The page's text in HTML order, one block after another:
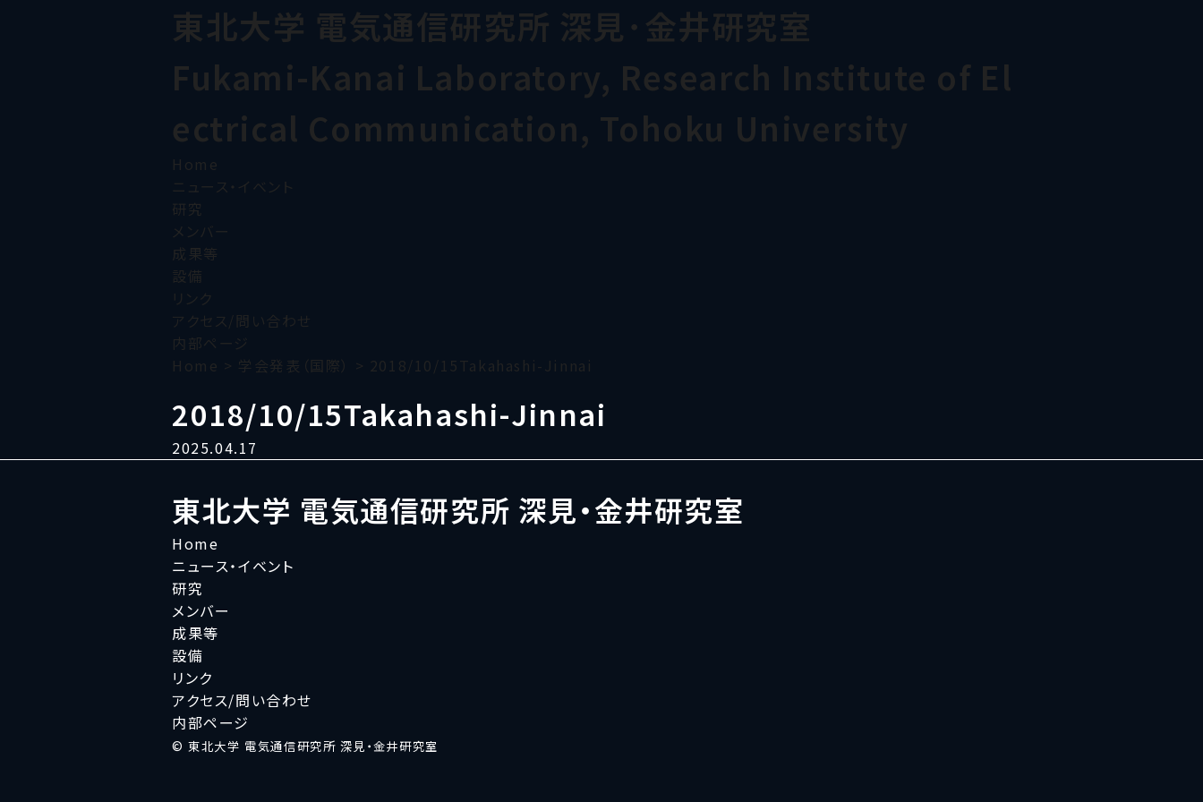
東北大学 電気通信研究所 深見･金井研究室
Fukami-Kanai Laboratory, Research Institute of El
ectrical Communication, Tohoku University
Home
ニュース・イベント
研究
メンバー
成果等
設備
リンク
アクセス/問い合わせ
内部ページ
Home > 学会発表（国際） > 2018/10/15Takahashi-Jinnai
2018/10/15Takahashi-Jinnai
2025.04.17
東北大学 電気通信研究所 深見・金井研究室
Home
ニュース・イベント
研究
メンバー
成果等
設備
リンク
アクセス/問い合わせ
内部ページ
© 東北大学 電気通信研究所 深見・金井研究室